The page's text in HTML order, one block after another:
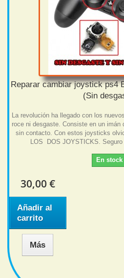
Reparar cambiar joystick ps4
(Sin
La revolución ha llegado con los
roce ni desgaste. Consiste en un imán
sin contacto. Con estos joysticks
LOS DOS JOYSTICKS. Seguro
En stock
30,00 €
Añadir al
carrito
Más